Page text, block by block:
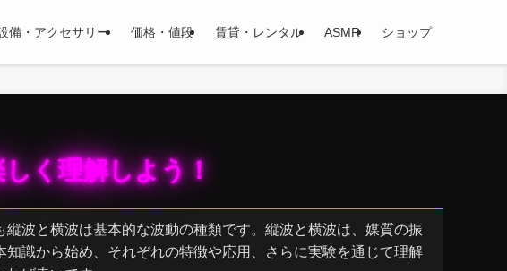
備・アクセサリー 価格・値段 賃貸・レンタル ASMR ショップ
く理解しよう！
波と横波は基本的な波動の種類です。縦波と横波は、媒質の振
識から始め、それぞれの特徴や応用、さらに実験を通じて理解